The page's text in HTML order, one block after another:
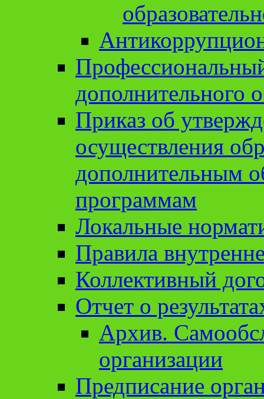
дополнительного
Приказ об
осуществления
дополнительным
программам
Локальные
Правила
Коллективный
Отчет о
Архив.
организации
Предписание